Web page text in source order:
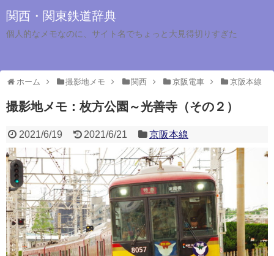
関西・関東鉄道辞典
個人的なメモなのに、サイト名でちょっと大見得切りすぎた
ホーム 撮影地メモ 関西 京阪電車 京阪本線
撮影地メモ：枚方公園～光善寺（その２）
2021/6/19 2021/6/21 京阪本線